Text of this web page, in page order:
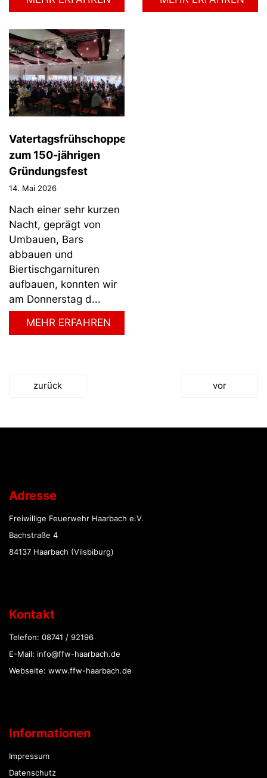
Vatertagsfrühschoppen
zum 150-jährigen
Gründungsfest
14. Mai 2026
Nach einer sehr kurzen
Nacht, geprägt von
Umbauen, Bars
abbauen und
Biertischgarnituren
aufbauen, konnten wir
am Donnerstag d...
MEHR ERFAHREN
zurück vor
Adresse
Freiwillige Feuerwehr Haarbach e.V.
Bachstraße 4
84137 Haarbach (Vilsbiburg)
Kontakt
Telefon: 08741 / 92196
E-Mail: info@ffw-haarbach.de
Webseite: www.ffw-haarbach.de
Informationen
Impressum
Datenschutz